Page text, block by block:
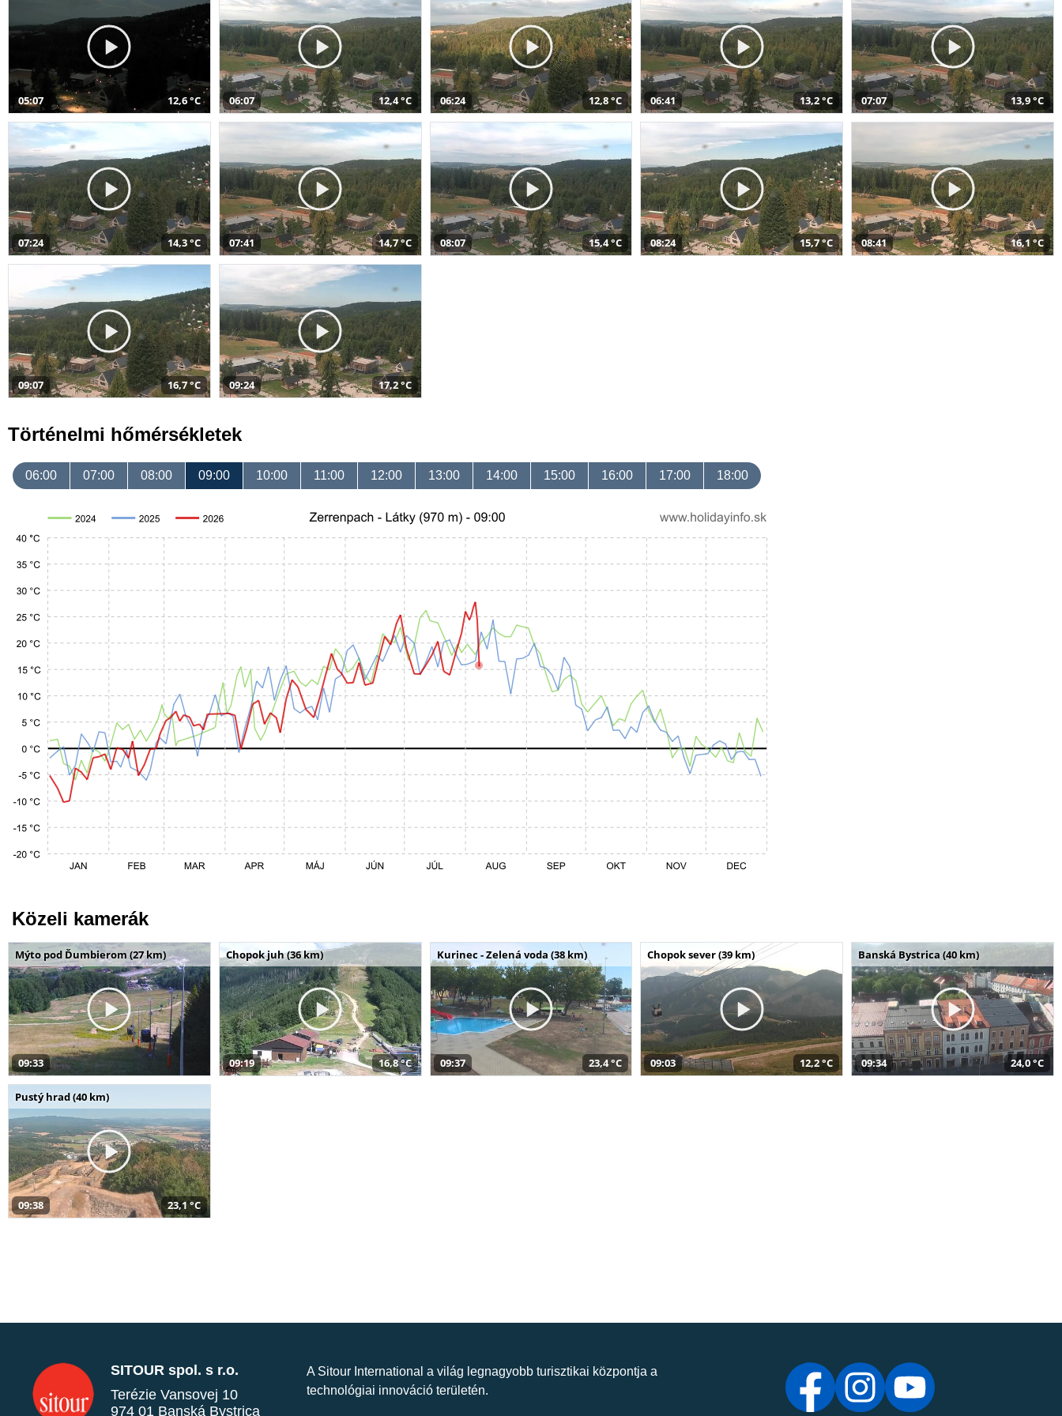
05:07 12,6 °C 06:07 12,4 °C 06:24 12,8 °C 06:41 13,2 °C 07:07 13,9 °C
07:24 14,3 °C 07:41 14,7 °C 08:07 15,4 °C 08:24 15,7 °C 08:41 16,1 °C
09:07 16,7 °C 09:24 17,2 °C
Történelmi hőmérsékletek
06:00 07:00 08:00 09:00 10:00 11:00 12:00 13:00 14:00 15:00 16:00 17:00 18:00
Közeli kamerák
Mýto pod Ďumbierom (27 km)
09:33
Chopok juh (36 km)
09:19 16,8 °C
Kurinec - Zelená voda (38 km)
09:37 23,4 °C
Chopok sever (39 km)
09:03 12,2 °C
Banská Bystrica (40 km)
09:34 24,0 °C
Pustý hrad (40 km)
09:38 23,1 °C
SITOUR spol. s r.o.
Terézie Vansovej 10
974 01 Banská Bystrica
A Sitour International a világ legnagyobb turisztikai központja a
technológiai innováció területén.